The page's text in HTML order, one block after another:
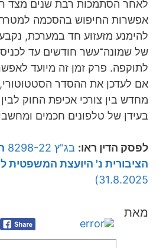
לאחר הסתמכות רבת שנים מצד
אפשרות החיפוש בהסכמה למטרת
להימנע מזעזוע חד במערכת,
של שמונה־עשר חודשים עד
לתוקפה. פרק זמן זה מיועד
אם לעדכן את ההסדר הסטטוטורי,
מחדש בין צורכי אכיפת החוק
בעידן של טלפונים חכמים
לפסק הדין ראו: בג"ץ 8298-22
הציבורית נ' היועצת המשפטית
31.8.2025)
מאת